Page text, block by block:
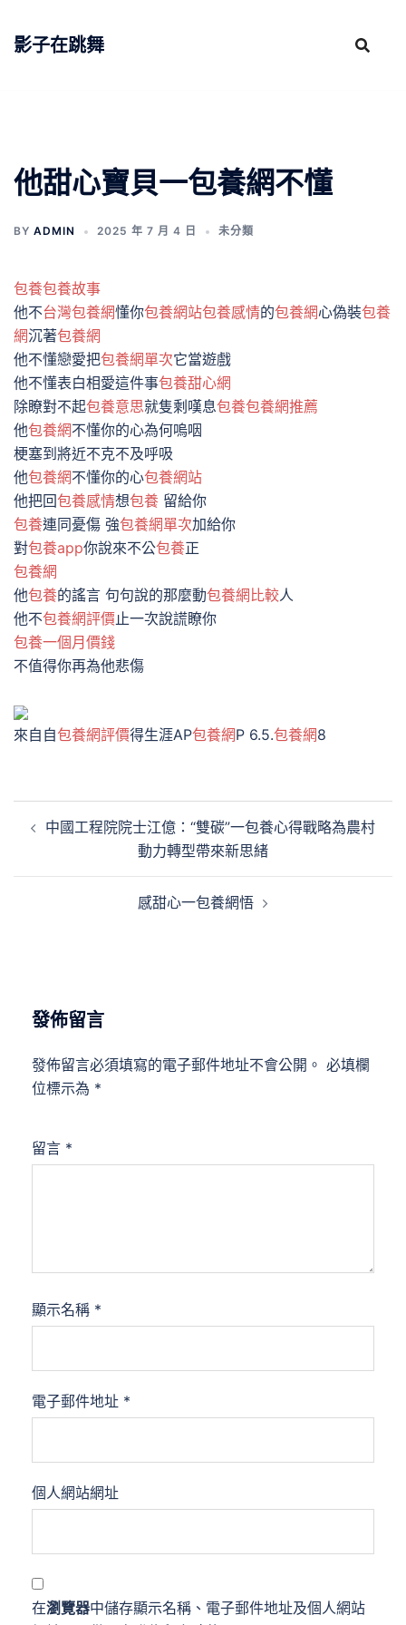
影子在跳舞
他甜心寶貝一包養網不懂
BY ADMIN 2025 年 7 月 4 日 未分類
包養包養故事
他不台灣包養網懂你包養網站包養感情的包養網心偽裝包養
網沉著包養網
他不懂戀愛把包養網單次它當遊戲
他不懂表白相愛這件事包養甜心網
除瞭對不起包養意思就隻剩嘆息包養包養網推薦
他包養網不懂你的心為何嗚咽
梗塞到將近不克不及呼吸
他包養網不懂你的心包養網站
他把回包養感情想包養 留給你
包養連同憂傷 強包養網單次加給你
對包養app你說來不公包養正
包養網
他包養的謠言 句句說的那麼動包養網比較人
他不包養網評價止一次說謊瞭你
包養一個月價錢
不值得你再為他悲傷
來自自包養網評價得生涯AP包養網P 6.5.包養網8
章
中國工程院院士江億：“雙碳”一包養心得戰略為農村
動力轉型帶來新思緒
感甜心一包養網悟
發佈留言
發佈留言必須填寫的電子郵件地址不會公開。 必填欄
位標示為 *
留言 *
顯示名稱 *
電子郵件地址 *
個人網站網址
在瀏覽器中儲存顯示名稱、電子郵件地址及個人網站